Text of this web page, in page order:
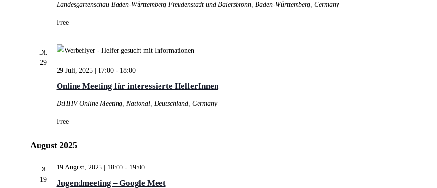
Landesgartenschau Baden-Württemberg Freudenstadt und Baiersbronn, Baden-Württemberg, Germany
Free
Di.
29
Online Meeting für interessierte HelferInnen
29 Juli, 2025 | 17:00- 18:00
DtHHV Online Meeting, National, Deutschland, Germany
Free
August 2025
Di.
19
Jugendmeeting – Google Meet
19 August, 2025 | 18:00- 19:00